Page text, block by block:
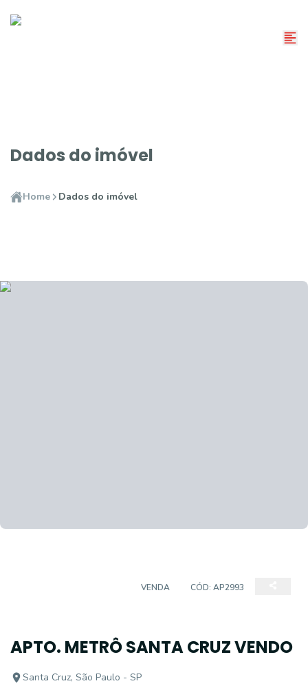
Dados do imóvel
Home Dados do imóvel
VENDA CÓD: AP2993
APTO. METRÔ SANTA CRUZ VENDO
Santa Cruz, São Paulo - SP